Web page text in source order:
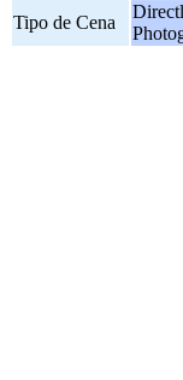
Tipo de Cena